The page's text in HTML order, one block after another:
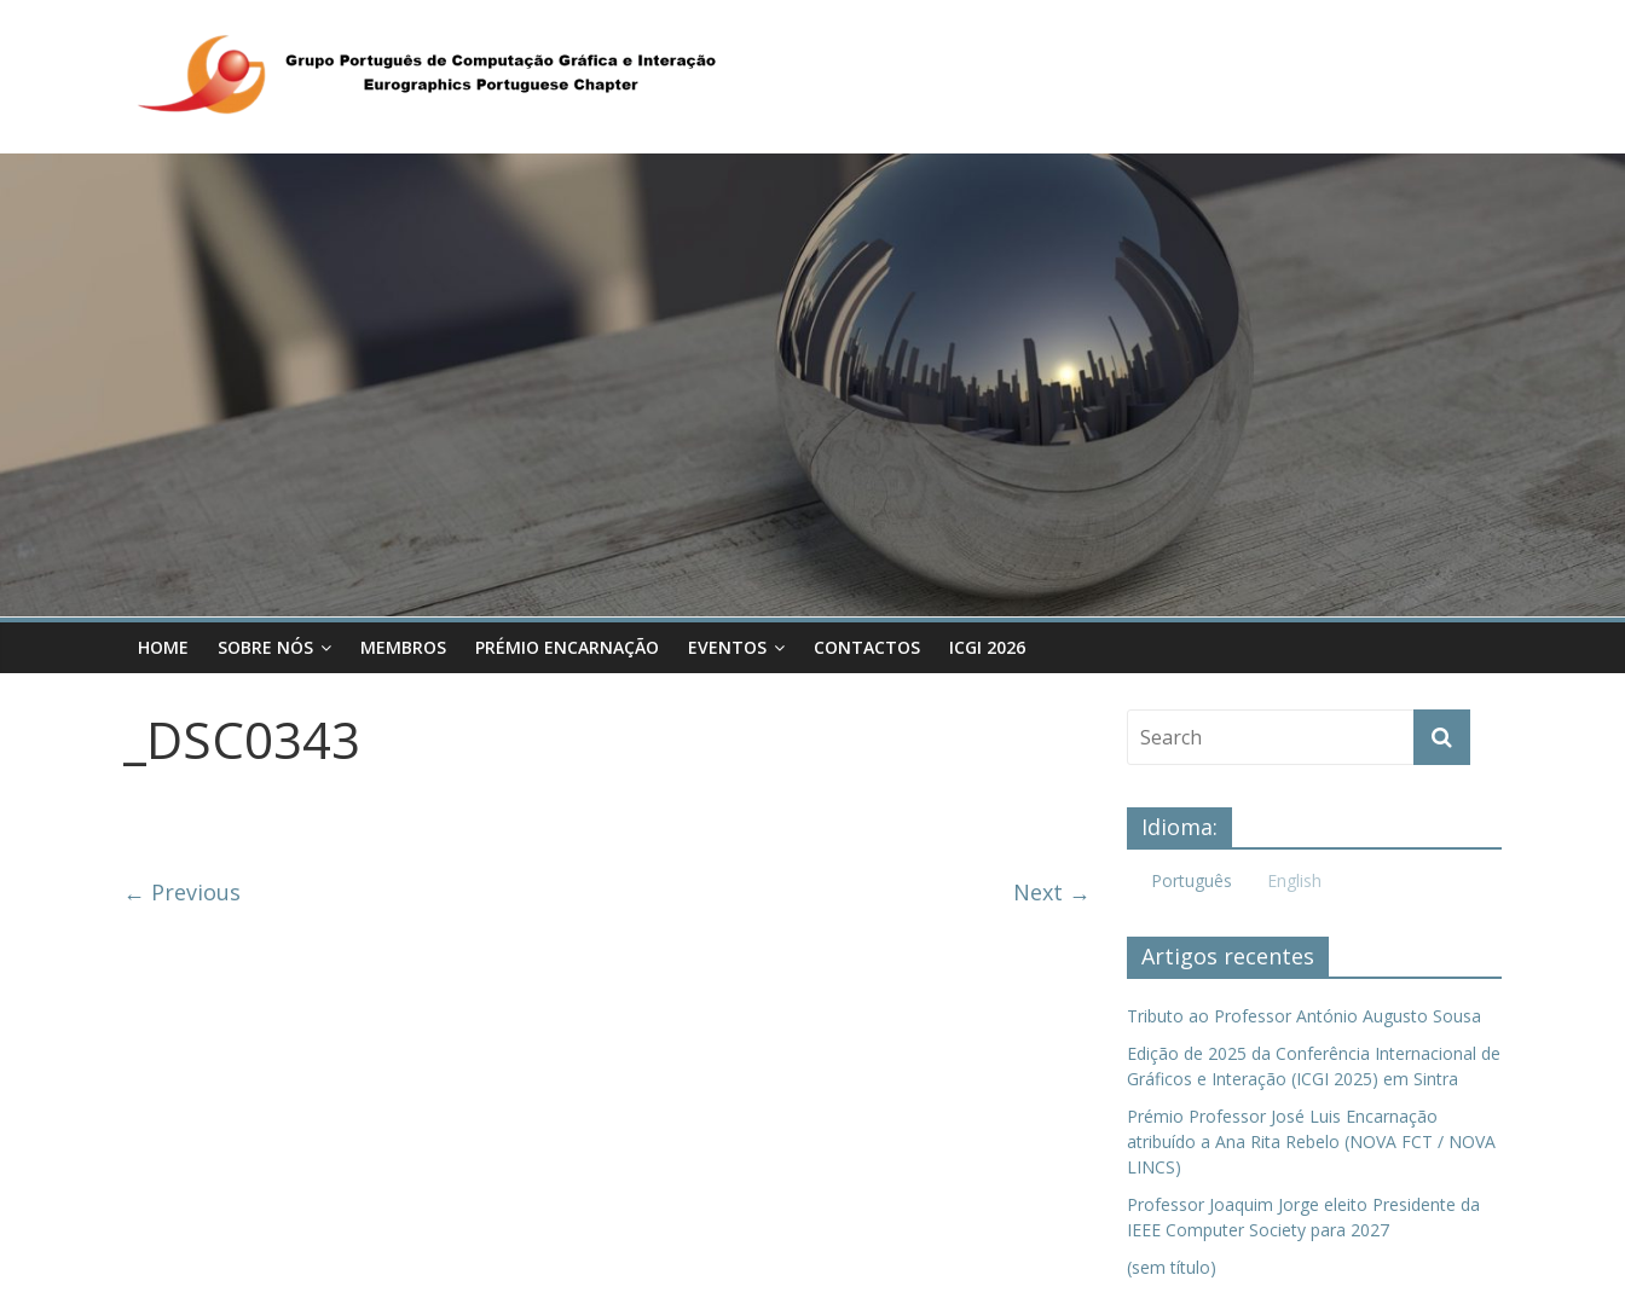
HOME SOBRE NÓS MEMBROS PRÉMIO ENCARNAÇÃO EVENTOS CONTACTOS ICGI 2026
_DSC0343
← Previous Next →
Idioma:
Português English
Artigos recentes
Tributo ao Professor António Augusto Sousa
Edição de 2025 da Conferência Internacional de
Gráficos e Interação (ICGI 2025) em Sintra
Prémio Professor José Luis Encarnação
atribuído a Ana Rita Rebelo (NOVA FCT / NOVA
LINCS)
Professor Joaquim Jorge eleito Presidente da
IEEE Computer Society para 2027
(sem título)